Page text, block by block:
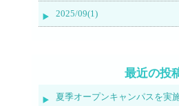
2025/09(1)
最近の投
夏季オープンキャンパスを実